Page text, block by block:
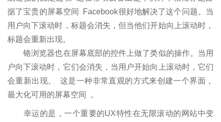
据了宝贵的屏幕空间 Facebook很好地解决了这个问题。当
用户向下滚动时，标题会消失，但当他们开始向上滚动时，
标题会重新出现。
铬浏览器也在屏幕底部的控件上做了类似的操作。当用
户向下滚动时，它们会消失，当用户开始向上滚动时，它们
会重新出现。 这是一种非常直观的方式来创建一个界面，
最大化可用的屏幕空间 。
幸运的是，一个重要的UX特性在无限滚动的网站中变